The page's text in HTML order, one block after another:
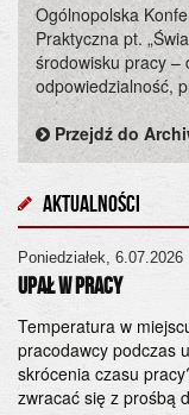
Ogólnopolska
Praktyczna pt.
środowisku pracy –
odpowiedzialność,
Przejdź do
Aktualności
Poniedziałek, 6.07.2026
UPAŁ W PRACY
Temperatura w
pracodawcy podczas
skrócenia czasu
zwracać się z prośbą